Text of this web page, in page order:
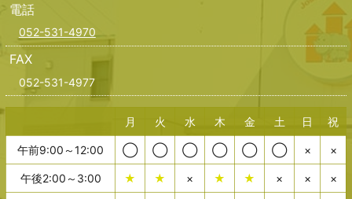
電話
052-531-4970
FAX
052-531-4977
月 火 水 木 金 土 日 祝
午前9:00～12:00 ◯ ◯ ◯ ◯ ◯ ◯ × ×
午後2:00～3:00 ★ ★ × ★ ★ × × ×